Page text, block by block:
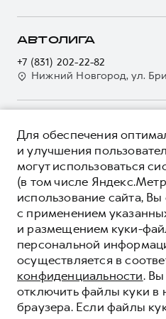
Для малого бизнеса
Система управления
Сервис для корпоративных
HAVAL Лизинг
Автомобильные аксессуары
Коллекция PRO
Коллекция Базовая
Коллекция Детская
Электронный ПТС
GWM Безопасность
Мобильное приложение
Программа «HAVAL
Руководства по
Подписки
Автомобильные аксессуары
Коллекция PRO
Коллекция Базовая
Коллекция Детская
О GWM
О дилере
Наша команда
Контакты
АВТОЛИГА
+7 (831) 202-22-82
Нижний Новгород, ул.
ЦЕНЫ И ВЫГОДЫ
ЮРИДИЧЕСКАЯ
Вся представленная на сайте
автомобилей и сервисного
информационный характер и не
Все цены, указанные на данном
характер и являются
розничными ценами по расчетам
Волл Мотор Рус»). Для
просьба обращаться к
«Грейт Волл Мотор Рус» либо по
****На некоторых автомобилях
система / устройство вызова
(блок ЭРА-ГЛОНАСС).
Показать все
© 2026 ООО «Грейт Волл
© 2026 ООО «Автолига-
Для обеспечения
и улучшения
могут использоваться
(в том числе
использование сайта, Вы
с применением
и размещением куки-
персональной
осуществляется в
конфиденциальности.
отключить файлы куки в
браузера. Если файлы